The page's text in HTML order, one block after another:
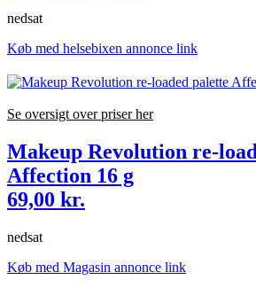
nedsat
Køb med helsebixen annonce link
Se oversigt over priser her
Makeup Revolution re-
Affection 16 g
69,00 kr.
nedsat
Køb med Magasin annonce link